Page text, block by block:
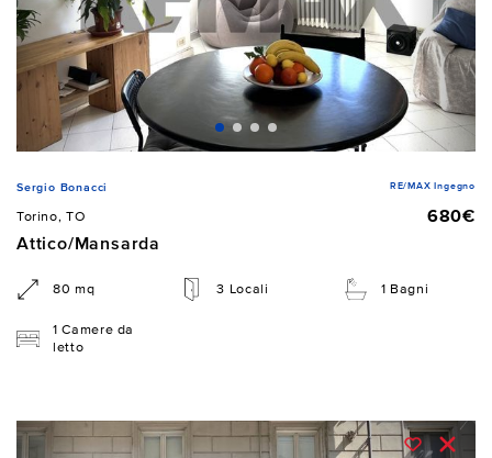
Sergio Bonacci RE/MAX Ingegno
Torino, TO
680€
Attico/Mansarda
80 mq 3 Locali 1 Bagni
1 Camere da
letto